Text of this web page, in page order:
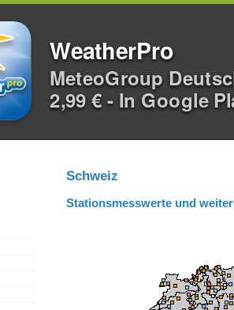
WeatherPro
MeteoGroup
2,99 € - In Google
Schweiz
Stationsmesswerte und